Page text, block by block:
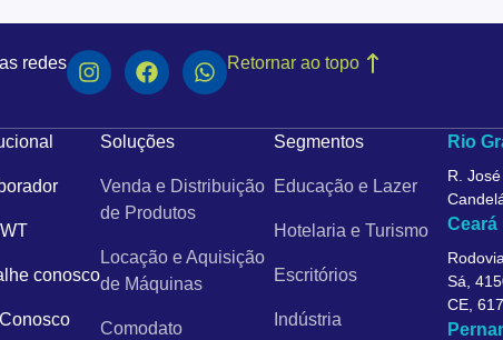
redes Retornar ao topo
conosco
Soluções
Venda e Distribuição
de Produtos
Locação e Aquisição
de Máquinas
Comodato
Segmentos
Educação e Lazer
Hotelaria e Turismo
Escritórios
Indústria
Rio
R.
Ceará
Sá,
CE,